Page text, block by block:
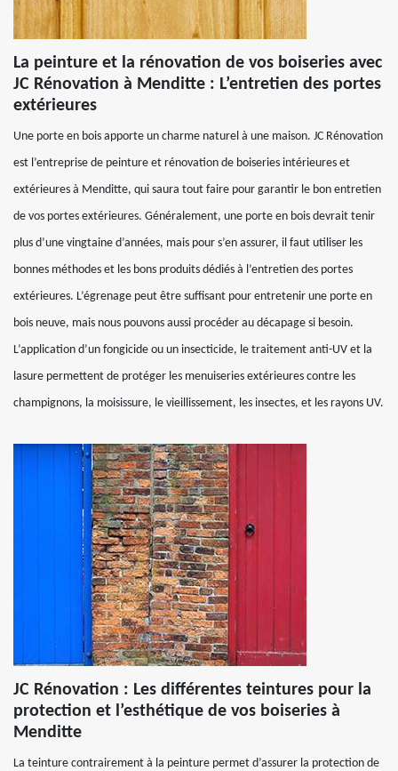
La peinture et la rénovation de vos boiseries avec
JC Rénovation à Menditte : L’entretien des portes
extérieures
Une porte en bois apporte un charme naturel à une maison. JC Rénovation
est l’entreprise de peinture et rénovation de boiseries intérieures et
extérieures à Menditte, qui saura tout faire pour garantir le bon entretien
de vos portes extérieures. Généralement, une porte en bois devrait tenir
plus d’une vingtaine d’années, mais pour s’en assurer, il faut utiliser les
bonnes méthodes et les bons produits dédiés à l’entretien des portes
extérieures. L’égrenage peut être suffisant pour entretenir une porte en
bois neuve, mais nous pouvons aussi procéder au décapage si besoin.
L’application d’un fongicide ou un insecticide, le traitement anti-UV et la
lasure permettent de protéger les menuiseries extérieures contre les
champignons, la moisissure, le vieillissement, les insectes, et les rayons UV.
JC Rénovation : Les différentes teintures pour la
protection et l’esthétique de vos boiseries à
Menditte
La teinture contrairement à la peinture permet d’assurer la protection de